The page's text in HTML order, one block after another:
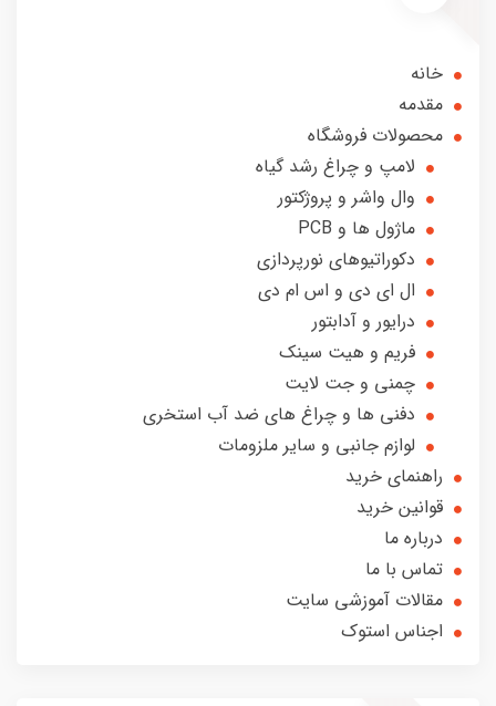
خانه
مقدمه
محصولات فروشگاه
لامپ و چراغ رشد گیاه
وال واشر و پروژکتور
ماژول ها و PCB
دکوراتیوهای نورپردازی
ال ای دی و اس ام دی
درایور و آدابتور
فریم و هیت سینک
چمنی و جت لایت
دفنی ها و چراغ های ضد آب استخری
لوازم جانبی و سایر ملزومات
راهنمای خرید
قوانین خرید
درباره ما
تماس با ما
مقالات آموزشی سایت
اجناس استوک